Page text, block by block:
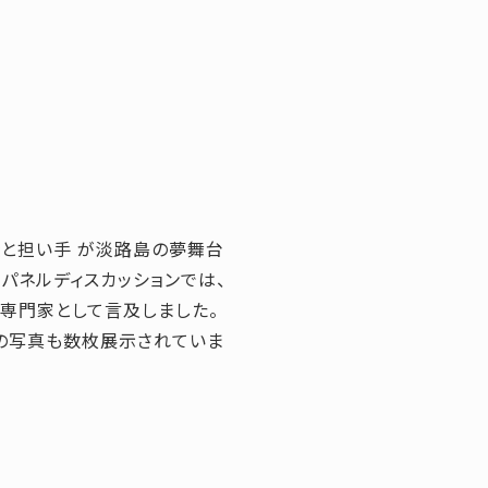
担い手 が淡路島の夢舞台
ルディスカッションでは、
門家として言及しました。
写真も数枚展示されていま